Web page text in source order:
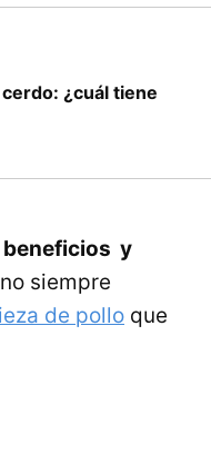
¿cuál tiene
beneficios y
siempre
de pollo que